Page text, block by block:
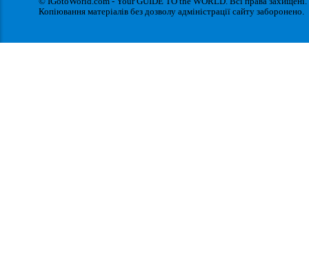
Копіювання матеріалів без дозволу адміністрації сайту заборонено.